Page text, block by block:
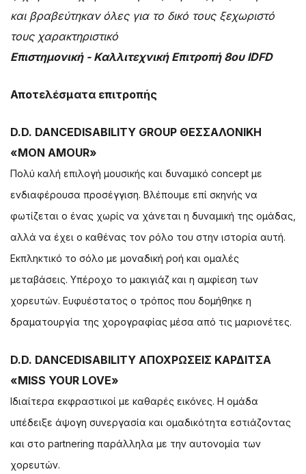
και βραβεύτηκαν όλες για το δικό τους ξεχωριστό
τους χαρακτηριστικό
Επιστημονική - Καλλιτεχνική Επιτροπή 8ου IDFD
Αποτελέσματα επιτροπής
D.D. DANCEDISABILITY GROUP ΘΕΣΣΑΛΟΝΙΚΗ
«MON AMOUR»
Πολύ καλή επιλογή μουσικής και δυναμικό concept με
ενδιαφέρουσα προσέγγιση. Βλέπουμε επί σκηνής να
φωτίζεται ο ένας χωρίς να χάνεται η δυναμική της ομάδας,
αλλά να έχει ο καθένας τον ρόλο του στην ιστορία αυτή.
Εκπληκτικό το σόλο με μοναδική ροή και ομαλές
μεταβάσεις. Υπέροχο το μακιγιάζ και η αμφίεση των
χορευτών. Ευφυέστατος ο τρόπος που δομήθηκε η
δραματουργία της χορογραφίας μέσα από τις μαριονέτες.
D.D. DANCEDISABILITY ΑΠΟΧΡΩΣΕΙΣ ΚΑΡΔΙΤΣΑ
«MISS YOUR LOVE»
Ιδιαίτερα εκφραστικοί με καθαρές εικόνες. Η ομάδα
υπέδειξε άψογη συνεργασία και ομαδικότητα εστιάζοντας
και στο partnering παράλληλα με την αυτονομία των
χορευτών.